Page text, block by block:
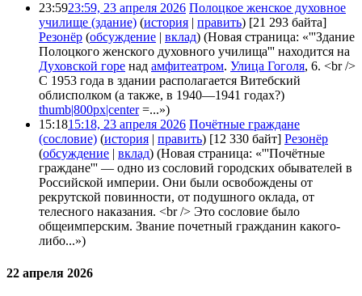
23:5923:59, 23 апреля 2026 Полоцкое женское духовное
училище (здание) (история | править) [21 293 байта]
Резонёр (обсуждение | вклад) (Новая страница: «'''Здание
Полоцкого женского духовного училища''' находится на
Духовской горе над амфитеатром. Улица Гоголя, 6. <br />
С 1953 года в здании располагается Витебский
облисполком (а также, в 1940—1941 годах?)
thumb|800px|center=...»)
15:1815:18, 23 апреля 2026 Почётные граждане
(сословие) (история | править) [12 330 байт] Резонёр
(обсуждение | вклад) (Новая страница: «'''Почётные
граждане''' — одно из сословий городских обывателей в
Российской империи. Они были освобождены от
рекрутской повинности, от подушного оклада, от
телесного наказания. <br /> Это сословие было
общеимперским. Звание почетный гражданин какого-
либо...»)
22 апреля 2026